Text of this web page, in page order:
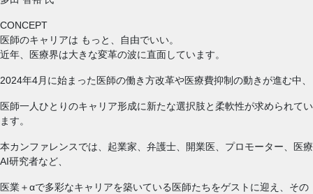
CONCEPT
医師のキャリアは もっと、自由でいい。
近年、医療界は大きな変革の波に直面しています。
2024年4月に始まった医師の働き方改革や医療費抑制の動きが進む中、
医師一人ひとりのキャリア形成に新たな選択肢と柔軟性が求められてい
ます。
本カンファレンスでは、起業家、弁護士、開業医、プロモーター、医療
AI研究者など、
医業＋αで多彩なキャリアを築いている医師たちをゲストに迎え、その